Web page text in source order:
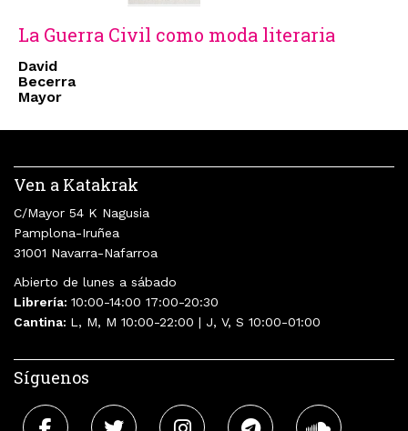
La Guerra Civil como moda literaria
David
Becerra
Mayor
Ven a Katakrak
C/Mayor 54 K Nagusia
Pamplona-Iruñea
31001 Navarra-Nafarroa
Abierto de lunes a sábado
Librería: 10:00-14:00 17:00-20:30
Cantina: L, M, M 10:00-22:00 | J, V, S 10:00-01:00
Síguenos